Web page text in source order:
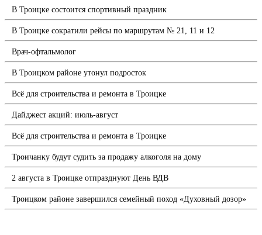
В Троицке состоится спортивный праздник
В Троицке сократили рейсы по маршрутам № 21, 11 и 12
Врач-офтальмолог
В Троицком районе утонул подросток
Всё для строительства и ремонта в Троицке
Дайджест акций: июль-август
Всё для строительства и ремонта в Троицке
Троичанку будут судить за продажу алкоголя на дому
2 августа в Троицке отпразднуют День ВДВ
Троицком районе завершился семейный поход «Духовный дозор»